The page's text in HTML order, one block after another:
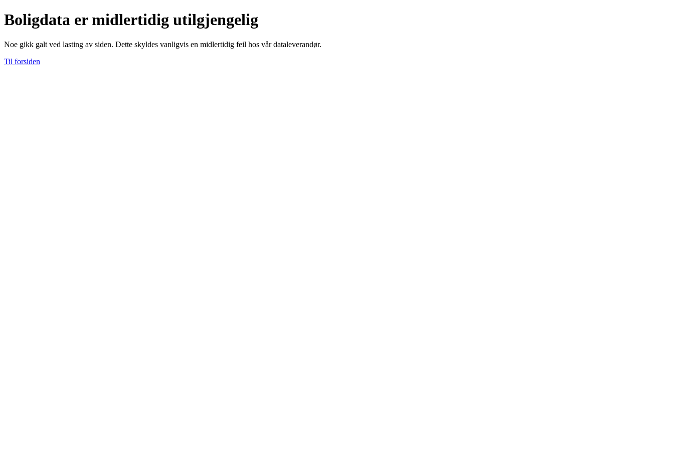
Boligdata er midlertidig utilgjengelig
Noe gikk galt ved lasting av siden. Dette skyldes vanligvis en midlertidig feil hos vår dataleverandør.
Til forsiden